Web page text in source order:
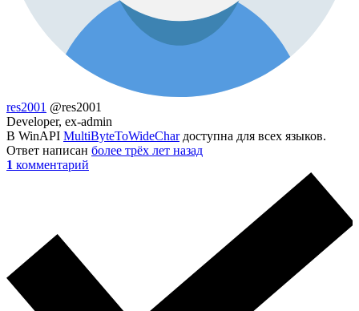
res2001 @res2001
Developer, ex-admin
В WinAPI MultiByteToWideCharдоступна для всех языков.
Ответ написан более трёх лет назад
1 комментарий